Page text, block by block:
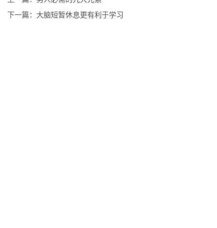
下一篇： 大脑短暂休息更有利于学习